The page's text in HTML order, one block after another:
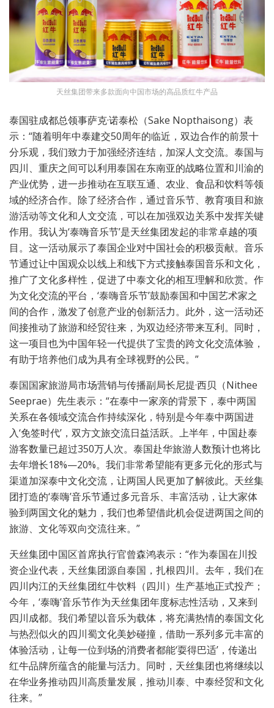
天丝集团带来多款面向中国市场的高品质红牛产品
泰国驻成都总领事萨克·诺泰松（Sake Nopthaisong）表
示：“随着明年中泰建交50周年的临近，双边合作的前景十
分乐观，我们致力于加强经济连结，加深人文交流。泰国与
四川、重庆之间可以利用泰国在东南亚的战略位置和川渝的
产业优势，进一步推动在互联互通、农业、食品和饮料等领
域的经济合作。除了经济合作，通过音乐节、教育项目和旅
游活动等文化和人文交流，可以在加强双边关系中发挥关键
作用。我认为‘泰嗨音乐节’是天丝集团发起的非常卓越的项
目。这一活动展示了泰国企业对中国社会的积极贡献。音乐
节通过让中国观众以线上和线下方式接触泰国音乐和文化，
推广了文化多样性，促进了中泰文化的相互理解和欣赏。作
为文化交流的平台，‘泰嗨音乐节’鼓励泰国和中国艺术家之
间的合作，激发了创意产业的创新活力。此外，这一活动还
间接推动了旅游和经贸往来，为双边经济带来互利。同时，
这一项目也为中国年轻一代提供了宝贵的跨文化交流体验，
有助于培养他们成为具有全球视野的公民。”
泰国国家旅游局市场营销与传播副局长尼提·西贝（Nithee
Seeprae）先生表示：“在泰中一家亲的背景下，泰中两国
关系在各领域交流合作持续深化，特别是今年泰中两国进
入‘免签时代’，双方文旅交流日益活跃。上半年，中国赴泰
游客数量已超过350万人次。泰国赴华旅游人数预计也将比
去年增长18%—20%。我们非常希望能有更多元化的形式与
渠道加深泰中文化交流，让两国人民更加了解彼此。天丝集
团打造的‘泰嗨’音乐节通过多元音乐、丰富活动，让大家体
验到两国文化的魅力，我们也希望借此机会促进两国之间的
旅游、文化等双向交流往来。”
天丝集团中国区首席执行官曾森鸿表示：“作为泰国在川投
资企业代表，天丝集团源自泰国，扎根四川。去年，我们在
四川内江的天丝集团红牛饮料（四川）生产基地正式投产；
今年，‘泰嗨’音乐节作为天丝集团年度标志性活动，又来到
四川成都。我们希望以音乐为载体，将充满热情的泰国文化
与热烈似火的四川蜀文化美妙碰撞，借助一系列多元丰富的
体验活动，让每一位到场的消费者都能‘耍得巴适’，传递出
红牛品牌所蕴含的能量与活力。同时，天丝集团也将继续以
在华业务推动四川高质量发展，推动川泰、中泰经贸和文化
往来。”